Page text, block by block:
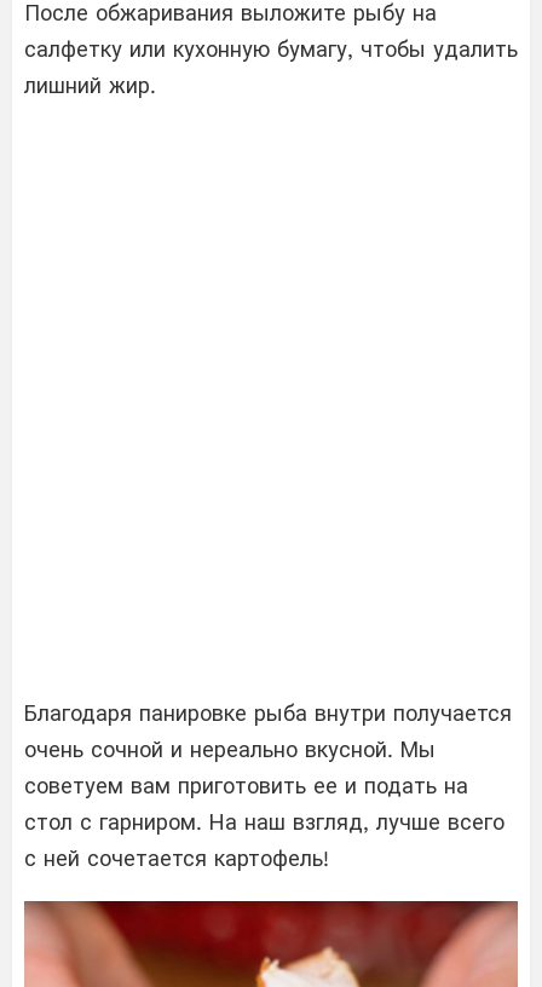
После обжаривания выложите рыбу на
салфетку или кухонную бумагу, чтобы удалить
лишний жир.
Благодаря панировке рыба внутри получается
очень сочной и нереально вкусной. Мы
советуем вам приготовить ее и подать на
стол с гарниром. На наш взгляд, лучше всего
с ней сочетается картофель!